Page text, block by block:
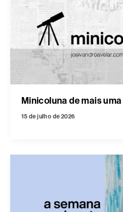
Minicoluna de mais
15 de julho de 2026